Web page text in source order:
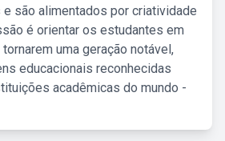
são alimentados por criatividade
é orientar os estudantes em
uma geração notável,
educacionais reconhecidas
acadêmicas do mundo -